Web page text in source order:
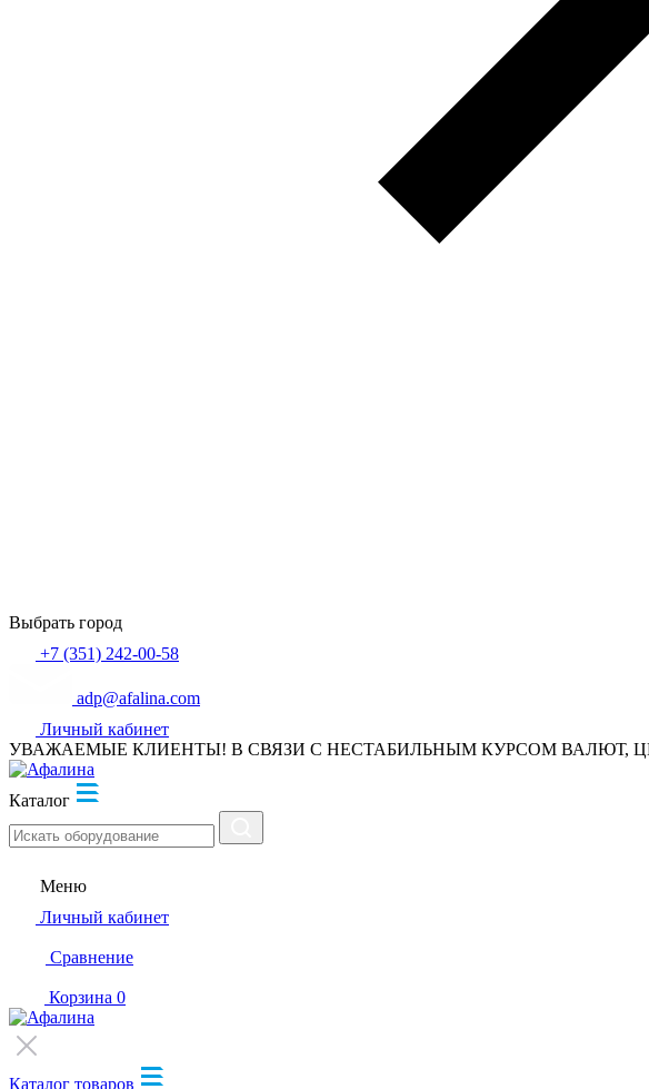
Выбрать город
+7 (351) 242-00-58
adp@afalina.com
Личный кабинет
УВАЖАЕМЫЕ КЛИЕНТЫ! В СВЯЗИ С НЕСТАБИЛЬНЫМ КУРСОМ ВАЛЮТ,
Каталог
Меню
Личный кабинет
Сравнение
Корзина 0
Каталог товаров